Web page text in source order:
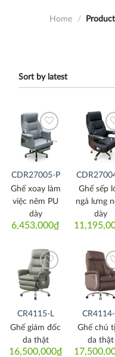
Home /
Thích
CDR27005-P
6,453,000₫
Ghế xoay làm
việc nêm PU
dày
Ghế sếp
ngả lưng
dày
Thích
CR4115-L
16,500,000₫
Ghế giám đốc
da thật
Ghế chủ
da thật